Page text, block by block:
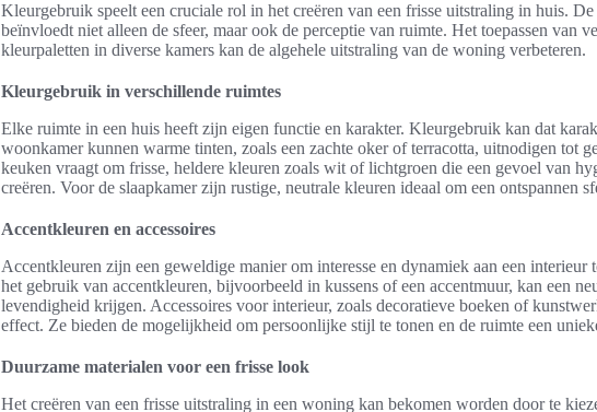
Kleurgebruik speelt een cruciale rol in het creëren van een frisse uitstraling in huis.
beïnvloedt niet alleen de sfeer, maar ook de perceptie van ruimte. Het toepassen van
kleurpaletten in diverse kamers kan de algehele uitstraling van de woning verbeteren.
Kleurgebruik in verschillende ruimtes
Elke ruimte in een huis heeft zijn eigen functie en karakter. Kleurgebruik kan dat
woonkamer kunnen warme tinten, zoals een zachte oker of terracotta, uitnodigen tot
keuken vraagt om frisse, heldere kleuren zoals wit of lichtgroen die een gevoel van
creëren. Voor de slaapkamer zijn rustige, neutrale kleuren ideaal om een ontspannen
Accentkleuren en accessoires
Accentkleuren zijn een geweldige manier om interesse en dynamiek aan een interieur
het gebruik van accentkleuren, bijvoorbeeld in kussens of een accentmuur, kan een
levendigheid krijgen. Accessoires voor interieur, zoals decoratieve boeken of
effect. Ze bieden de mogelijkheid om persoonlijke stijl te tonen en de ruimte een
Duurzame materialen voor een frisse look
Het creëren van een frisse uitstraling in een woning kan bekomen worden door te